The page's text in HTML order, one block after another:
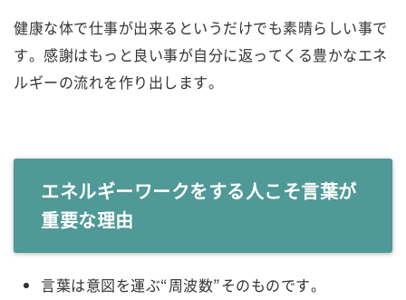
健康な体で仕事が出来るというだけでも素晴らしい事で
す。感謝はもっと良い事が自分に返ってくる豊かなエネ
ルギーの流れを作り出します。
エネルギーワークをする人こそ言葉が
重要な理由
言葉は意図を運ぶ“周波数”そのものです。